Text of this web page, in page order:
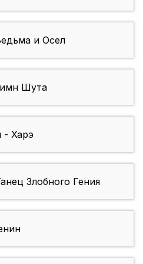
и Осел
Шута
- Харэ
Злобного Гения